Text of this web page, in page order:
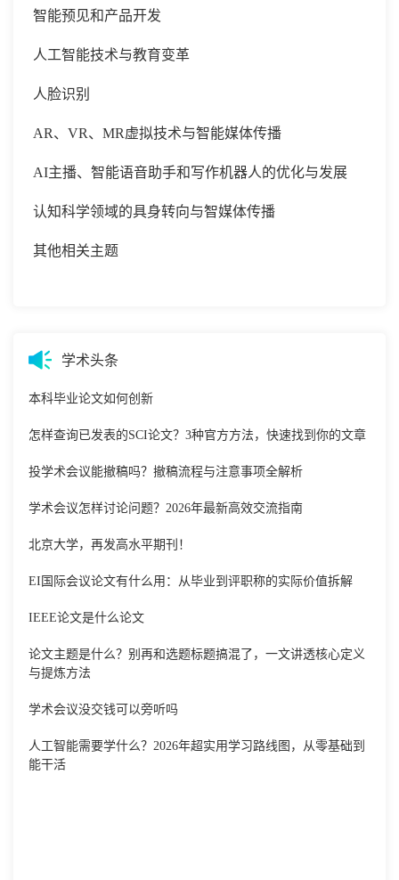
智能预见和产品开发
人工智能技术与教育变革
人脸识别
AR、VR、MR虚拟技术与智能媒体传播
AI主播、智能语音助手和写作机器人的优化与发展
认知科学领域的具身转向与智媒体传播
其他相关主题
学术头条
本科毕业论文如何创新
怎样查询已发表的SCI论文？3种官方方法，快速找到你的文章
投学术会议能撤稿吗？撤稿流程与注意事项全解析
学术会议怎样讨论问题？2026年最新高效交流指南
北京大学，再发高水平期刊！
EI国际会议论文有什么用：从毕业到评职称的实际价值拆解
IEEE论文是什么论文
论文主题是什么？别再和选题标题搞混了，一文讲透核心定义
与提炼方法
学术会议没交钱可以旁听吗
人工智能需要学什么？2026年超实用学习路线图，从零基础到
能干活